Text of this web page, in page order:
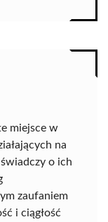
miejsce w
na
o ich
zaufaniem
i ciągłość